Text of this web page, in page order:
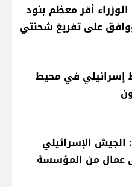
أقر معظم بنود
على تفريغ شحنتي
في محيط
الجيش الإسرائيلي
عمال من المؤسسة